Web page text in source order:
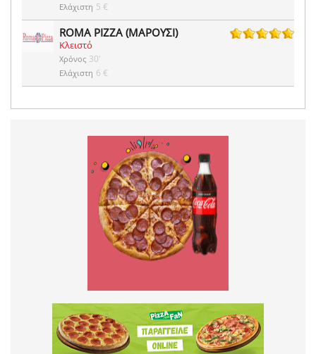
Ελάχιστη 5 €
ROMA PIZZA (ΜΑΡΟΥΣΙ)
Κλειστό
Χρόνος 30'
Ελάχιστη 6 €